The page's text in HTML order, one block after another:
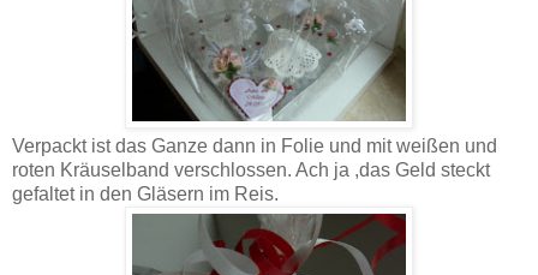
Verpackt ist das Ganze dann in Folie und mit weißen und
roten Kräuselband verschlossen. Ach ja ,das Geld steckt
gefaltet in den Gläsern im Reis.